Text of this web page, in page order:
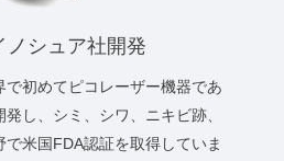
ノシュア社開発
初めてピコレーザー機器であ
し、シミ、シワ、ニキビ跡、
で米国FDA認証を取得していま